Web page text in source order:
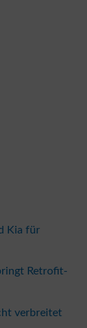
Kia für
Retrofit-
verbreitet